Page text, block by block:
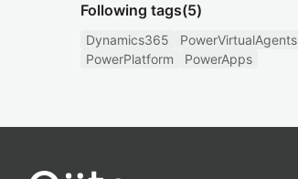
Following tags(5)
Dynamics365 PowerVirtualAgents
PowerPlatform
PowerApps